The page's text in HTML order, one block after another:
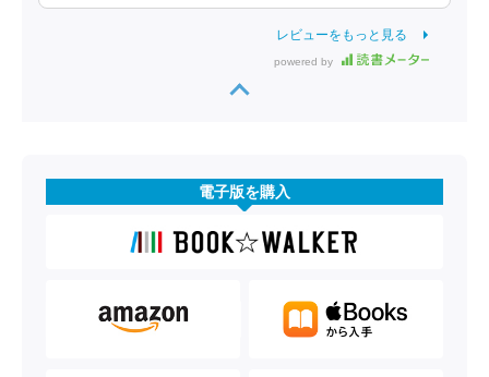
レビューをもっと見る
powered by
電子版を購入